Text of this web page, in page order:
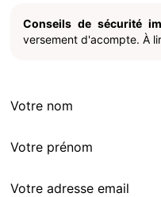
Conseils de sécurité
versement d'acompte. À
Votre nom
Votre prénom
Votre adresse email